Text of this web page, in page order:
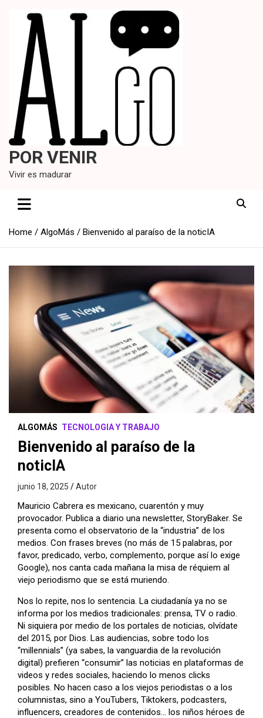
POR VENIR
Vivir es madurar
Home AlgoMás Bienvenido al paraíso de la noticIA
ALGOMÁS TECNOLOGIA Y TRABAJO
Bienvenido al paraíso de la
noticIA
junio 18, 2025 Autor
Mauricio Cabrera es mexicano, cuarentón y muy
provocador. Publica a diario una newsletter, StoryBaker. Se
presenta como el observatorio de la “industria” de los
medios. Con frases breves (no más de 15 palabras, por
favor, predicado, verbo, complemento, porque así lo exige
Google), nos canta cada mañana la misa de réquiem al
viejo periodismo que se está muriendo.
Nos lo repite, nos lo sentencia. La ciudadanía ya no se
informa por los medios tradicionales: prensa, TV o radio.
Ni siquiera por medio de los portales de noticias, olvídate
del 2015, por Dios. Las audiencias, sobre todo los
“millennials” (ya sabes, la vanguardia de la revolución
digital) prefieren “consumir” las noticias en plataformas de
videos y redes sociales, haciendo lo menos clicks
posibles. No hacen caso a los viejos periodistas o a los
columnistas, sino a YouTubers, Tiktokers, podcasters,
influencers, creadores de contenidos… los niños héroes de